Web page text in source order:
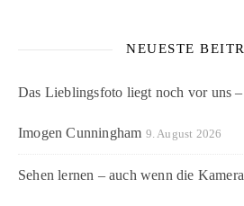
NEUESTE
Das Lieblingsfoto liegt noch vor uns
Imogen Cunningham 9. August 2026
Sehen lernen – auch wenn die